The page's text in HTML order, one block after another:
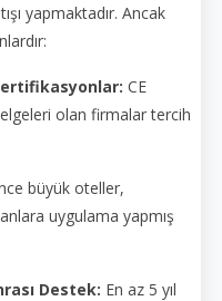
yapmaktadır. Ancak
CE
olan firmalar tercih
büyük oteller,
uygulama yapmış
Destek: En az 5 yıl